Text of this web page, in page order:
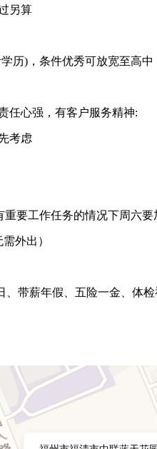
另算
历)，条件优秀可放宽至高中
任心强，有客户服务精神:
考虑
重要工作任务的情况下周六
外出）
、带薪年假、五险一金、体